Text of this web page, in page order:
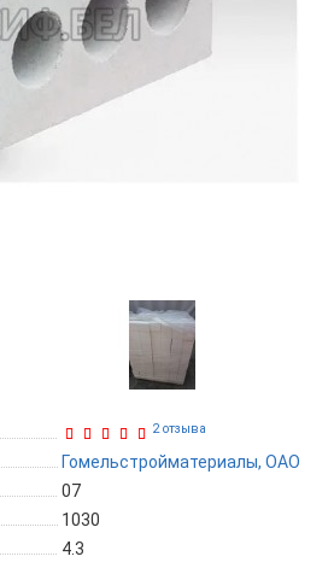
2 отзыва
Гомельстройматериалы, ОАО
07
1030
4.3